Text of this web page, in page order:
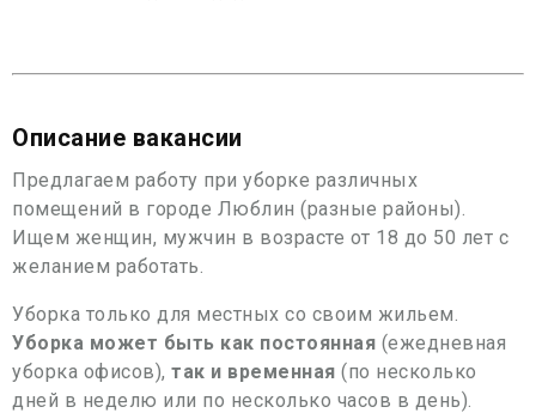
Описание вакансии
Предлагаем работу при уборке различных
помещений в городе Люблин (разные районы).
Ищем женщин, мужчин в возрасте от 18 до 50 лет с
желанием работать.
Уборка только для местных со своим жильем.
Уборка может быть как постоянная (ежедневная
уборка офисов), так и временная (по несколько
дней в неделю или по несколько часов в день).